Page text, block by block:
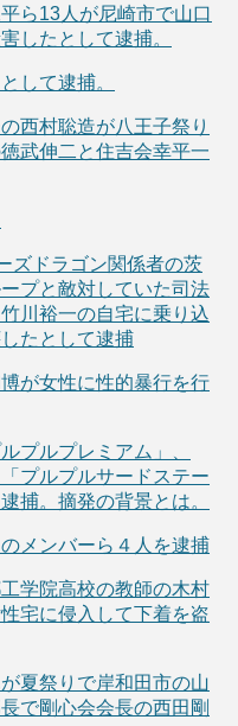
ら13人が尼崎市で山口
したとして逮捕。
して逮捕。
西村聡造が八王子祭り
武伸二と住吉会幸平一
ズドラゴン関係者の茨
プと敵対していた司法
川裕一の自宅に乗り込
たとして逮捕
が女性に性的暴行を行
プルプレミアム」、
プルプルサードステー
捕。摘発の背景とは。
メンバーら４人を逮捕
学院高校の教師の木村
宅に侵入して下着を盗
夏祭りで岸和田市の山
で剛心会会長の西田剛